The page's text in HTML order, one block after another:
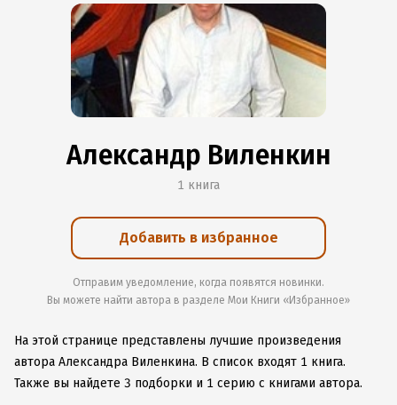
Александр Виленкин
1 книга
Добавить в избранное
Отправим уведомление, когда появятся новинки.
Вы можете найти автора в разделе Мои Книги «Избранное»
На этой странице представлены лучшие произведения
автора Александра Виленкина. В список входят 1 книга.
Также вы найдете 3 подборки и 1 серию с книгами автора.